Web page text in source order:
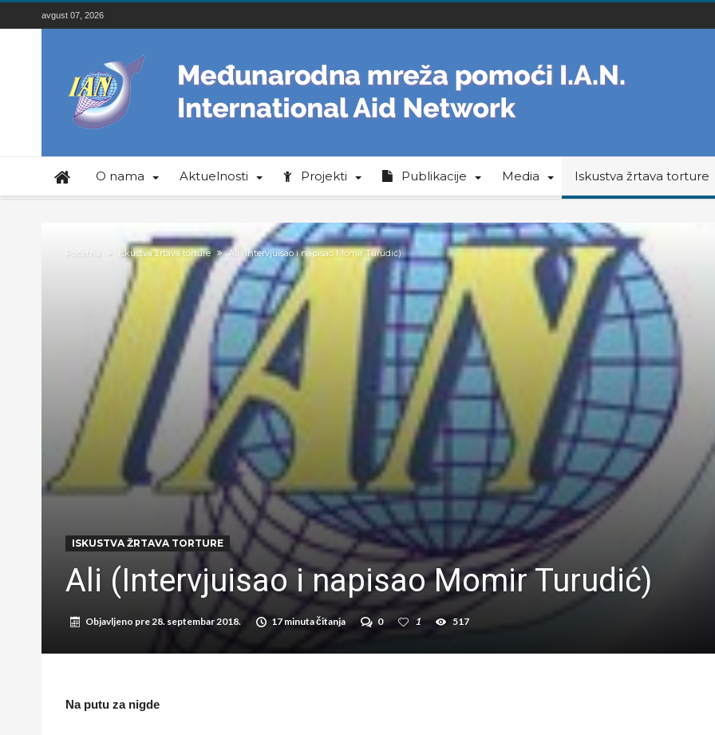
avgust 07, 2026
O nama Aktuelnosti Projekti Publikacije Media Iskustva žrtava torture
Početna Iskustva žrtava torture Ali (Intervjuisao i napisao Momir Turudić)
ISKUSTVA ŽRTAVA TORTURE
Ali (Intervjuisao i napisao Momir Turudić)
Objavljeno pre28. septembar 2018. 17 minuta čitanja 0 1 517
Na putu za nigde